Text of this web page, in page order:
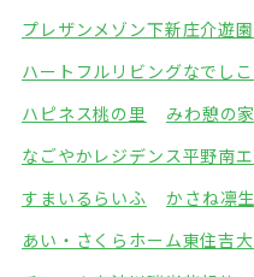
プレザンメゾン下新庄介遊
ハートフルリビングなでし
ハピネス桃の里
みわ憩の家
なごやかレジデンス平野南
すまいるらいふ
かさね凛
あい・さくらホーム東住吉